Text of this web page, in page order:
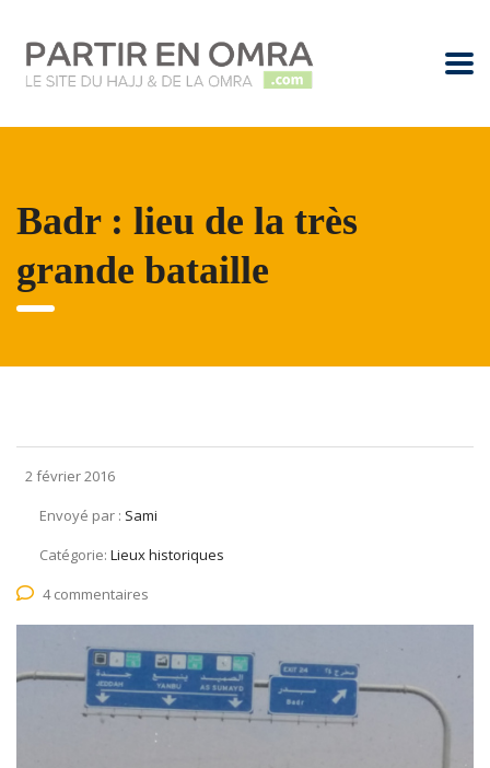
Badr : lieu de la très
grande bataille
2 février 2016
Envoyé par : Sami
Catégorie: Lieux historiques
4 commentaires